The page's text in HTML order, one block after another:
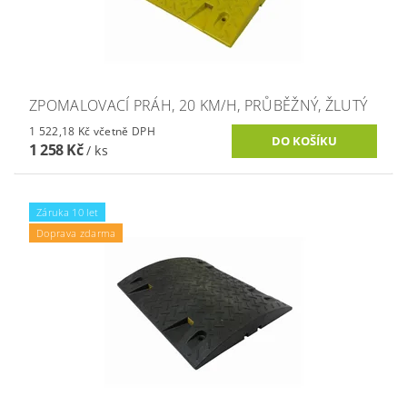
ZPOMALOVACÍ PRÁH, 20 KM/H, PRŮBĚŽNÝ, ŽLUTÝ
1 522,18 Kč včetně DPH
1 258 Kč/ ks
Záruka 10 let
Doprava zdarma